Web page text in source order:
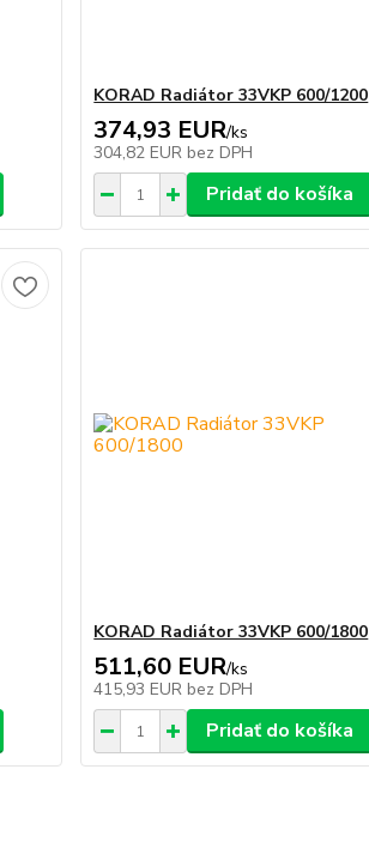
KORAD Radiátor 33VKP 600/1200
374,93 EUR/ks
304,82 EUR bez DPH
Pridať do košíka
KORAD Radiátor 33VKP 600/1800
511,60 EUR/ks
415,93 EUR bez DPH
Pridať do košíka